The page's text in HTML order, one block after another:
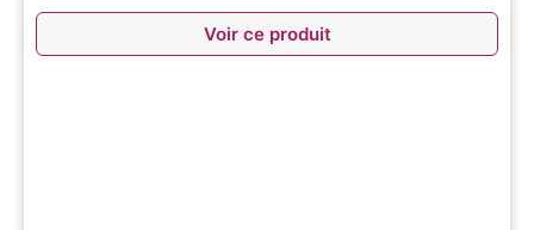
Voir ce produit